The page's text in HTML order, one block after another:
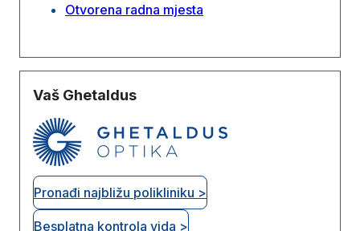
Otvorena radna mjesta
Vaš Ghetaldus
Pronađi najbližu polikliniku >
Besplatna kontrola vida >